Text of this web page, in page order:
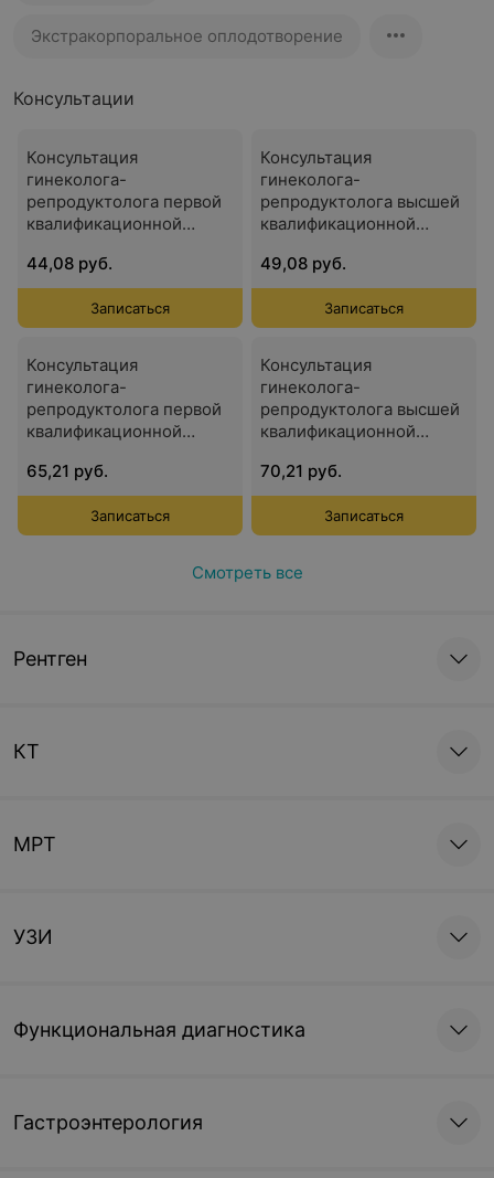
Экстракорпоральное оплодотворение
Консультации
Консультация
гинеколога-
репродуктолога первой
квалификационной
44,08 руб.
Записаться
Консультация
гинеколога-
репродуктолога высшей
квалификационной
49,08 руб.
Записаться
Консультация
гинеколога-
репродуктолога первой
квалификационной
придатков
65,21 руб.
Записаться
Консультация
гинеколога-
репродуктолога высшей
квалификационной
придатков
70,21 руб.
Записаться
Смотреть все
Рентген
КТ
МРТ
УЗИ
Функциональная диагностика
Гастроэнтерология